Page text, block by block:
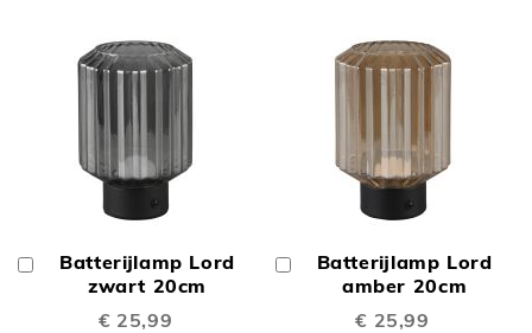
Batterijlamp Lord
zwart 20cm
€ 25,99
Winkelwagen
Batterijlamp Lord
amber 20cm
€ 25,99
Winkelwagen